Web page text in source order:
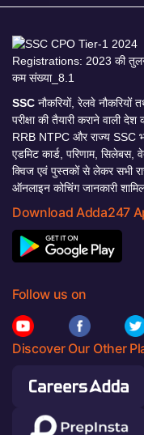
SSC नौकरियों, रेलवे नौकरियों
परीक्षा की तैयारी कराने वाली
RRB NTPC और राज्य SSC
एडमिट कार्ड, परिणाम, सिलेबस,
क्विज एवं पुस्तकों से लेकर सभी
ऑनलाइन कोचिंग जानकारी
Download Adda247
Follow us on
Discover Our Other